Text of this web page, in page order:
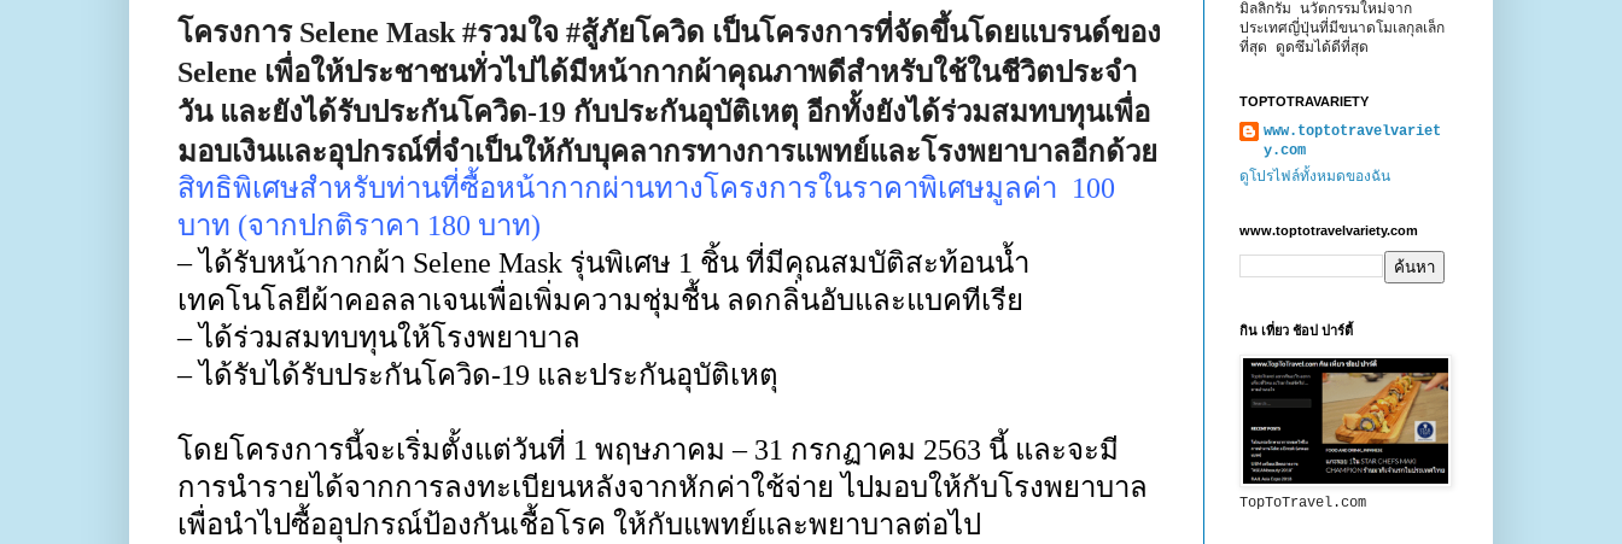
โครงการ Selene Mask #รวมใจ #สู้ภัยโควิด เป็นโครงการที่จัดขึ้นโดยแบรนด์ของ
Selene เพื่อให้ประชาชนทั่วไปได้มีหน้ากากผ้าคุณภาพดีสำหรับใช้ในชีวิตประจำ
วัน และยังได้รับประกันโควิด-19 กับประกันอุบัติเหตุ อีกทั้งยังได้ร่วมสมทบทุนเพื่อ
มอบเงินและอุปกรณ์ที่จำเป็นให้กับบุคลากรทางการแพทย์และโรงพยาบาลอีกด้วย
สิทธิพิเศษสำหรับท่านที่ซื้อหน้ากากผ่านทางโครงการในราคาพิเศษมูลค่า 100
บาท (จากปกติราคา 180 บาท)
–ได้รับหน้ากากผ้า Selene Mask รุ่นพิเศษ 1 ชิ้น ที่มีคุณสมบัติสะท้อนน้ำ
เทคโนโลยีผ้าคอลลาเจนเพื่อเพิ่มความชุ่มชื้น ลดกลิ่นอับและแบคทีเรีย
–ได้ร่วมสมทบทุนให้โรงพยาบาล
–ได้รับได้รับประกันโควิด-19 และประกันอุบัติเหตุ
โดยโครงการนี้จะเริ่มตั้งแต่วันที่ 1 พฤษภาคม– 31 กรกฏาคม 2563 นี้ และจะมี
การนำรายได้จากการลงทะเบียนหลังจากหักค่าใช้จ่าย ไปมอบให้กับโรงพยาบาล
เพื่อนำไปซื้ออุปกรณ์ป้องกันเชื้อโรค ให้กับแพทย์และพยาบาลต่อไป
มิลลิกรัม นวัตกรรมใหม่จาก
ประเทศญี่ปุ่นที่มีขนาดโมเลกุลเล็ก
ที่สุด ดูดซึมได้ดีที่สุด
TOPTOTRAVARIETY
www.toptotravelvariet
y.com
ดูโปรไฟล์ทั้งหมดของฉัน
www.toptotravelvariety.com
กิน เที่ยว ช้อป ปาร์ตี้
TopToTravel.com